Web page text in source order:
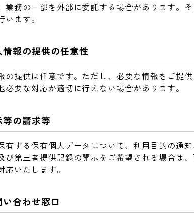
業務の一部を外部に委託する場合があります。
います。
報の提供の任意性
の提供は任意です。ただし、必要な情報をご提
必要な対応が適切に行えない場合があります。
の請求等
有する保有個人データについて、利用目的の通
び第三者提供記録の開示をご希望される場合は
応いたします。
合わせ窓口